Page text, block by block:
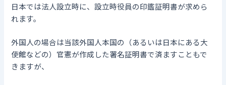
日本では法人設立時に、設立時役員の印鑑証明書が求めら
れます。
外国人の場合は当該外国人本国の（あるいは日本にある大
使館などの）官憲が作成した署名証明書で済ますこともで
きますが、